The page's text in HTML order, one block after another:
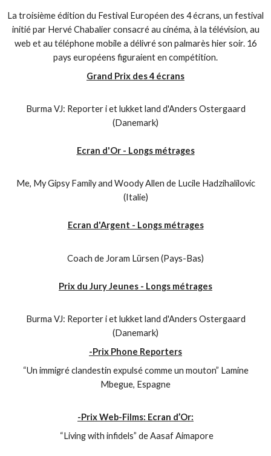
La troisième édition du Festival Européen des 4 écrans, un festival
initié par Hervé Chabalier consacré au cinéma, à la télévision, au
web et au téléphone mobile a délivré son palmarès hier soir. 16
pays européens figuraient en compétition.
Grand Prix des 4 écrans
Burma VJ: Reporter i et lukket land d'Anders Ostergaard
(Danemark)
Ecran d'Or - Longs métrages
Me, My Gipsy Family and Woody Allen de Lucile Hadzihalilovic
(Italie)
Ecran d'Argent - Longs métrages
Coach de Joram Lürsen (Pays-Bas)
Prix du Jury Jeunes - Longs métrages
Burma VJ: Reporter i et lukket land d'Anders Ostergaard
(Danemark)
-Prix Phone Reporters
“Un immigré clandestin expulsé comme un mouton” Lamine
Mbegue, Espagne
-Prix Web-Films: Ecran d’Or:
“Living with infidels” de Aasaf Aimapore